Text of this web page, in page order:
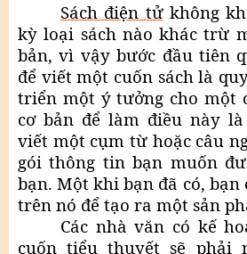
Sách điện tửkhông
kỳ loại sách nào khác trừ
bản, vì vậy bước đầu tiên
để viết một cuốn sách là
triển một ý tưởng cho một
cơ bản để làm điều này
viết một cụm từ hoặc câu
gói thông tin bạn muốn
bạn. Một khi bạn đã có, bạn
trên nó để tạo ra một sản
Các nhà văn có kế
cuốn tiểu thuyết sẽ phải